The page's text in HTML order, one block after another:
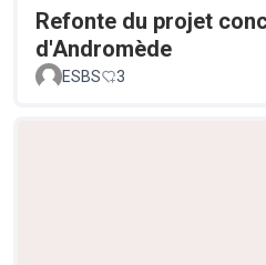
Refonte du projet
d'Andromède
ESBS 3